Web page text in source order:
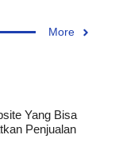
More
Yang Bisa
Penjualan